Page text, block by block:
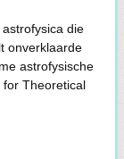
die
onverklaarde
astrofysische
Theoretical